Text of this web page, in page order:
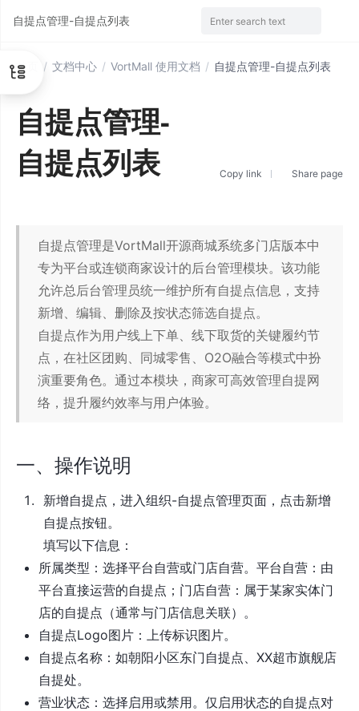
首页 / 文档中心 / VortMall 使用文档 / 自提点管理-自提点列表
自提点管理-
自提点列表
Copy link Share page
自提点管理是VortMall开源商城系统多门店版本中
专为平台或连锁商家设计的后台管理模块。该功能
允许总后台管理员统一维护所有自提点信息，支持
新增、编辑、删除及按状态筛选自提点。
自提点作为用户线上下单、线下取货的关键履约节
点，在社区团购、同城零售、O2O融合等模式中扮
演重要角色。通过本模块，商家可高效管理自提网
络，提升履约效率与用户体验。
一、操作说明
新增自提点，进入组织-自提点管理页面，点击新增
自提点按钮。
填写以下信息：
所属类型：选择平台自营或门店自营。平台自营：由
平台直接运营的自提点；门店自营：属于某家实体门
店的自提点（通常与门店信息关联）。
自提点Logo图片：上传标识图片。
自提点名称：如朝阳小区东门自提点、XX超市旗舰店
自提处。
营业状态：选择启用或禁用。仅启用状态的自提点对
自提点管理-自提点列表 Enter search text